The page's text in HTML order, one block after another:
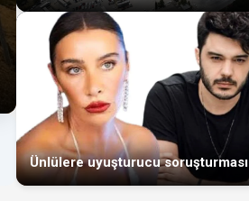
Ünlülere uyuşturucu soruşturması